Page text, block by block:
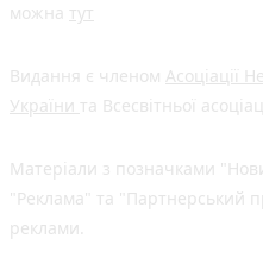
можна тут
Видання є членом Асоціації
України та Всесвітньої
Матеріали з позначками
"Реклама" та "Партнерський
реклами.